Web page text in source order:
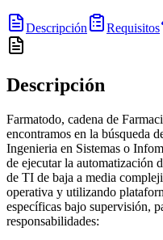
Descripción Requisitos
Descripción
Farmatodo, cadena de
encontramos en la búsqueda
Ingenieria en Sistemas o
de ejecutar la automatización
de TI de baja a media
operativa y utilizando
específicas bajo supervisión,
responsabilidades: